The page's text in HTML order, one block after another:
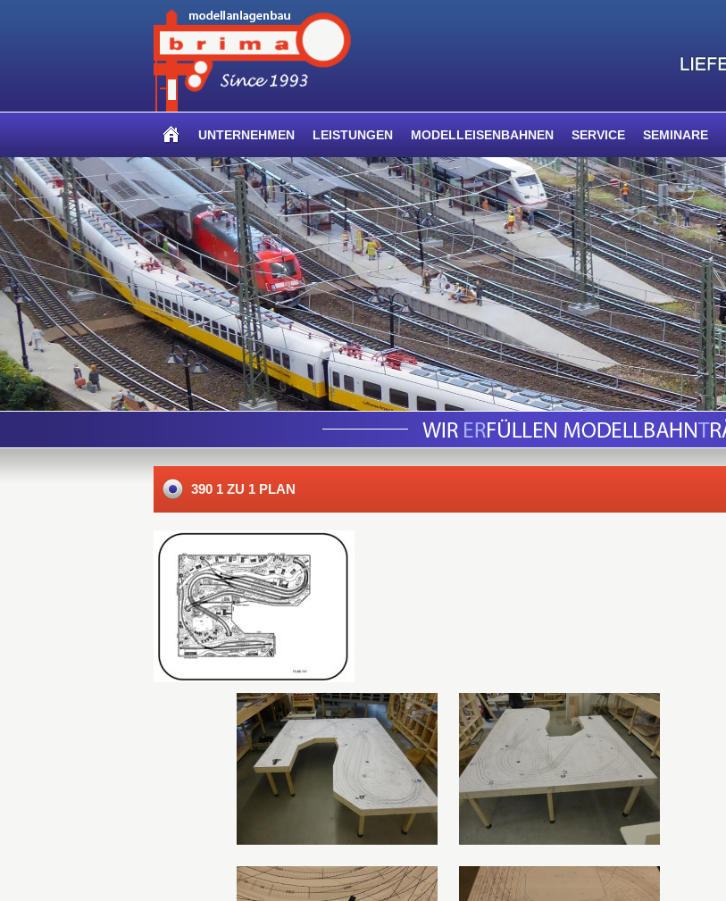
UNTERNEHMEN LEISTUNGEN MODELLEISENBAHNEN SERVICE SEMINARE
390 1 ZU 1 PLAN